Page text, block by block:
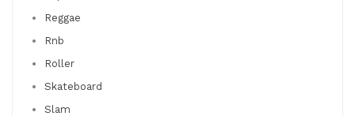
Reggae
Rnb
Roller
Skateboard
Slam